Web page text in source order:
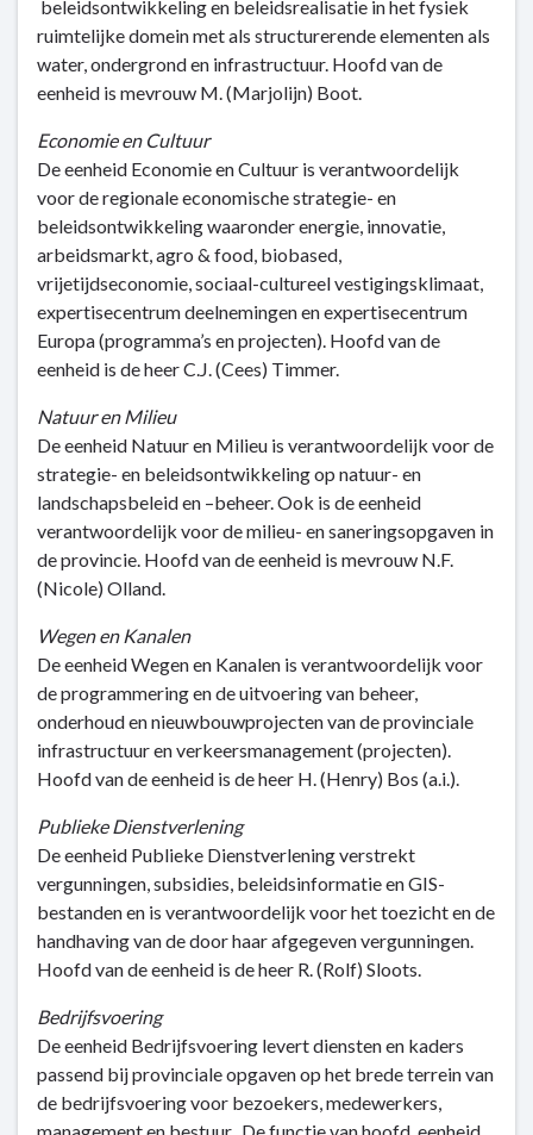
beleidsontwikkeling en beleidsrealisatie in het fysiek
ruimtelijke domein met als structurerende elementen als
water, ondergrond en infrastructuur. Hoofd van de
eenheid is mevrouw M. (Marjolijn) Boot.
Economie en Cultuur
De eenheid Economie en Cultuur is verantwoordelijk
voor de regionale economische strategie- en
beleidsontwikkeling waaronder energie, innovatie,
arbeidsmarkt, agro & food, biobased,
vrijetijdseconomie, sociaal-cultureel vestigingsklimaat,
expertisecentrum deelnemingen en expertisecentrum
Europa (programma’s en projecten). Hoofd van de
eenheid is de heer C.J. (Cees) Timmer.
Natuur en Milieu
De eenheid Natuur en Milieu is verantwoordelijk voor de
strategie- en beleidsontwikkeling op natuur- en
landschapsbeleid en –beheer. Ook is de eenheid
verantwoordelijk voor de milieu- en saneringsopgaven in
de provincie. Hoofd van de eenheid is mevrouw N.F.
(Nicole) Olland.
Wegen en Kanalen
De eenheid Wegen en Kanalen is verantwoordelijk voor
de programmering en de uitvoering van beheer,
onderhoud en nieuwbouwprojecten van de provinciale
infrastructuur en verkeersmanagement (projecten).
Hoofd van de eenheid is de heer H. (Henry) Bos (a.i.).
Publieke Dienstverlening
De eenheid Publieke Dienstverlening verstrekt
vergunningen, subsidies, beleidsinformatie en GIS-
bestanden en is verantwoordelijk voor het toezicht en de
handhaving van de door haar afgegeven vergunningen.
Hoofd van de eenheid is de heer R. (Rolf) Sloots.
Bedrijfsvoering
De eenheid Bedrijfsvoering levert diensten en kaders
passend bij provinciale opgaven op het brede terrein van
de bedrijfsvoering voor bezoekers, medewerkers,